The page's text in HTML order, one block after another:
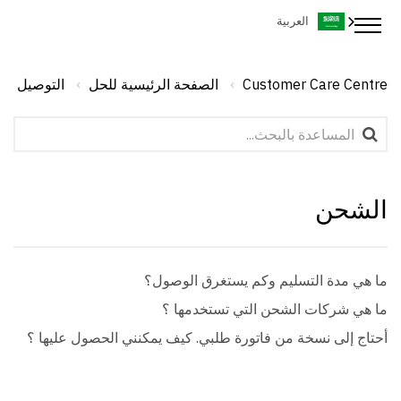
العربية
Customer Care Centre الصفحة الرئيسية للحل التوصيل
الشحن
ما هي مدة التسليم وكم يستغرق الوصول؟
ما هي شركات الشحن التي تستخدمها ؟
أحتاج إلى نسخة من فاتورة طلبي. كيف يمكنني الحصول عليها ؟